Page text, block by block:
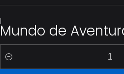
|
Mundo de
Quantidade